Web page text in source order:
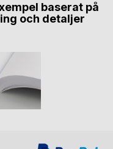
baserat på
och detaljer